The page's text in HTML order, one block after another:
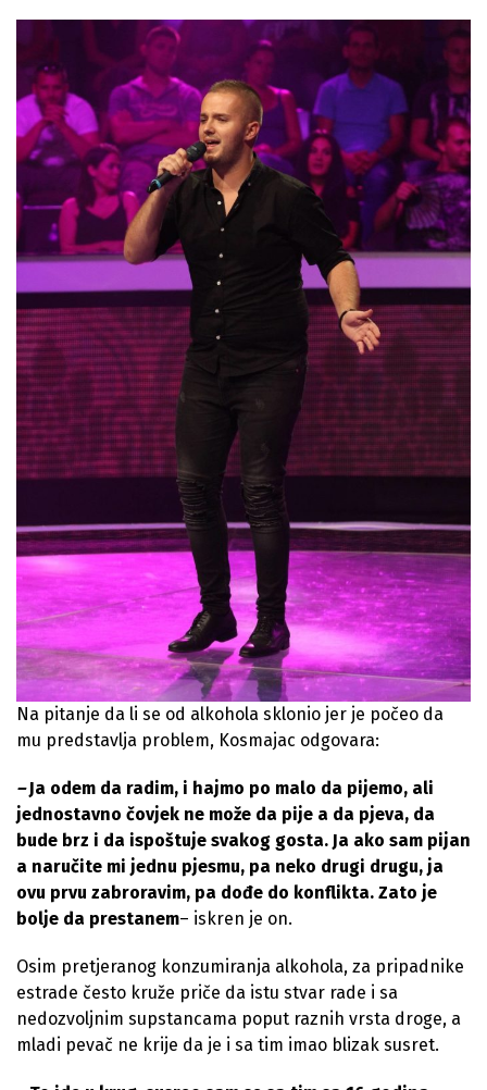
Na pitanje da li se od alkohola sklonio jer je počeo da
mu predstavlja problem, Kosmajac odgovara:
–Ja odem da radim, i hajmo po malo da pijemo, ali
jednostavno čovjek ne može da pije a da pjeva, da
bude brz i da ispoštuje svakog gosta. Ja ako sam pijan
a naručite mi jednu pjesmu, pa neko drugi drugu, ja
ovu prvu zabroravim, pa dođe do konflikta. Zato je
bolje da prestanem– iskren je on.
Osim pretjeranog konzumiranja alkohola, za pripadnike
estrade često kruže priče da istu stvar rade i sa
nedozvoljnim supstancama poput raznih vrsta droge, a
mladi pevač ne krije da je i sa tim imao blizak susret.